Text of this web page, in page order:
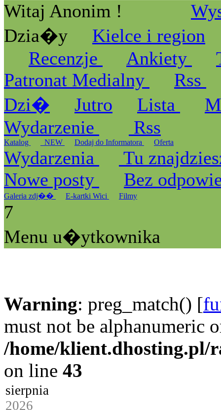
Witaj Anonim !
Dzia�y
Kielce i region
Recenzje
Ankiety
Patronat Medialny
Rss
Dzi�
Jutro Lista
Wydarzenie
Rss
Katalog _NEW Dodaj do Informatora Oferta
Wydarzenia
Tu
Nowe posty
Bez
Galeria zdj�� E-kartki Wici Filmy
7
Menu u�ytkownika
Warning: preg_match() [
must not be alphanumeric
/home/klient.dhosting.pl/
on line 43
sierpnia
2026